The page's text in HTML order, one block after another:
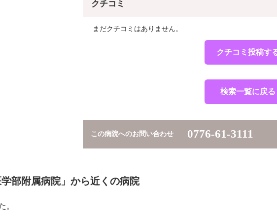
クチコミ
まだクチコミはありません。
クチコミ投稿す
検索一覧に戻る
この病院へのお問い合わせ 0776-61-3111
学部附属病院」から近くの病院
。